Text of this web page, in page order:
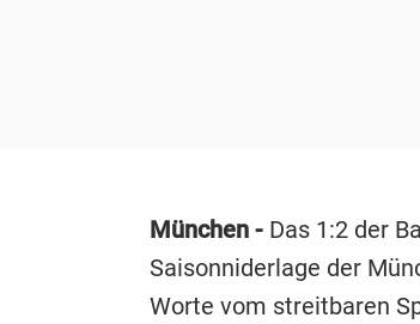
München -Das 1:2 der
Saisonniderlage der
Worte vom streitbaren